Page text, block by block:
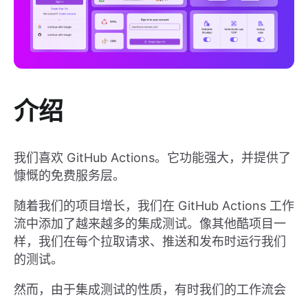
介绍
我们喜欢 GitHub Actions。它功能强大，并提供了
慷慨的免费服务层。
随着我们的项目增长，我们在 GitHub Actions 工作
流中添加了越来越多的集成测试。像其他酷项目一
样，我们在每个拉取请求、推送和发布时运行我们
的测试。
然而，由于集成测试的性质，有时我们的工作流会